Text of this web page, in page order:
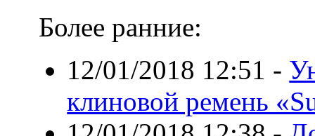
Более ранние:
12/01/2018 12:51 -
клиновой ремень